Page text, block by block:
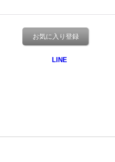
お気に入り登録